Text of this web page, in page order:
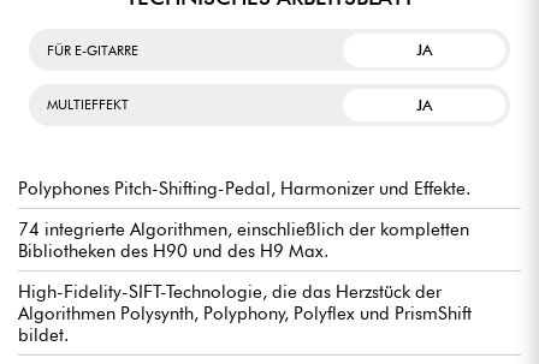
FÜR E-GITARRE JA
MULTIEFFEKT JA
Polyphones Pitch-Shifting-Pedal, Harmonizer und Effekte.
74 integrierte Algorithmen, einschließlich der kompletten
Bibliotheken des H90 und des H9 Max.
High-Fidelity-SIFT-Technologie, die das Herzstück der
Algorithmen Polysynth, Polyphony, Polyflex und PrismShift
bildet.